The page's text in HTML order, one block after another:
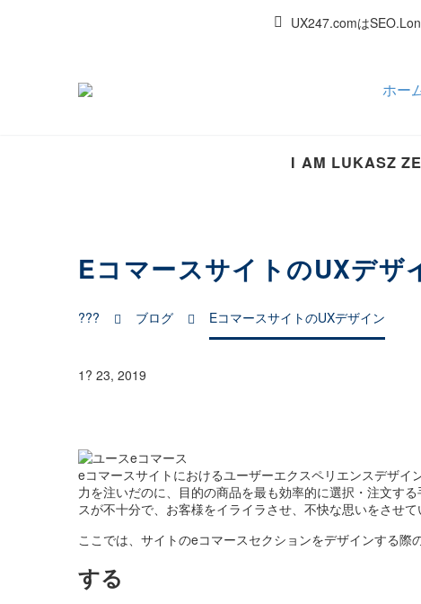
UX247.comは
ホー
I AM LUKASZ
EコマースサイトのUXデザ
??? ブログ EコマースサイトのUXデザイン
1? 23, 2019
eコマースサイトにおけるユーザーエクスペリエンスデザ
力を注いだのに、目的の商品を最も効率的に選択・注文す
スが不十分で、お客様をイライラさせ、不快な思いをさせて
ここでは、サイトのeコマースセクションをデザインする際
する